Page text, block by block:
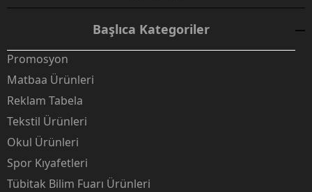
Başlıca Kategoriler
Promosyon
Matbaa Ürünleri
Reklam Tabela
Tekstil Ürünleri
Okul Ürünleri
Spor Kıyafetleri
Tübitak Bilim Fuarı Ürünleri